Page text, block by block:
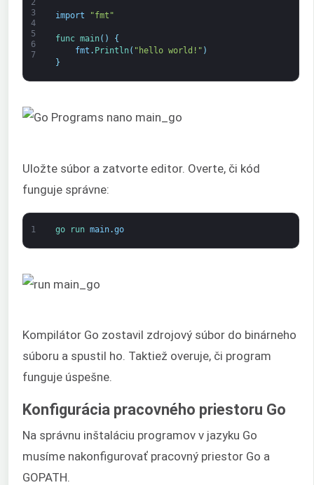
2
3
4
5
6
7
import "fmt"
func main( )
{
fmt . Println( "hello world!" )
}
Uložte súbor a zatvorte editor. Overte, či kód
funguje správne:
1 go run main.go
Kompilátor Go zostavil zdrojový súbor do binárneho
súboru a spustil ho. Taktiež overuje, či program
funguje úspešne.
Konfigurácia pracovného priestoru Go
Na správnu inštaláciu programov v jazyku Go
musíme nakonfigurovať pracovný priestor Go a
GOPATH.